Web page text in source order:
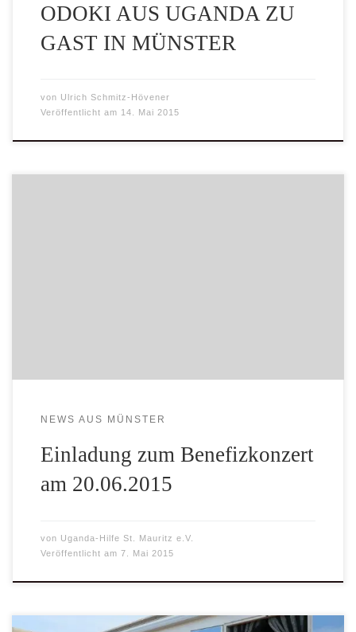
ODOKI AUS UGANDA ZU
GAST IN MÜNSTER
von Ulrich Schmitz-Hövener
Veröffentlicht am 14. Mai 2015
NEWS AUS MÜNSTER
Einladung zum Benefizkonzert
am 20.06.2015
von Uganda-Hilfe St. Mauritz e.V.
Veröffentlicht am 7. Mai 2015